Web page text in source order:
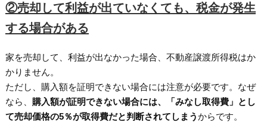
②売却して利益が出ていなくても、税金が発生
する場合がある
家を売却して、利益が出なかった場合、不動産譲渡所得税はか
かりません。
ただし、購入額を証明できない場合には注意が必要です。なぜ
なら、
購入額が証明できない場合には、「みなし取得費」とし
て売却価格の5％が取得費だと判断されてしまうからです。